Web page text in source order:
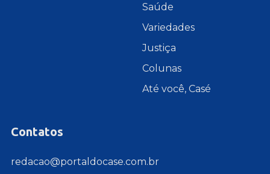
Saúde
Variedades
Justiça
Colunas
Até você, Casé
Contatos
redacao@portaldocase.com.br